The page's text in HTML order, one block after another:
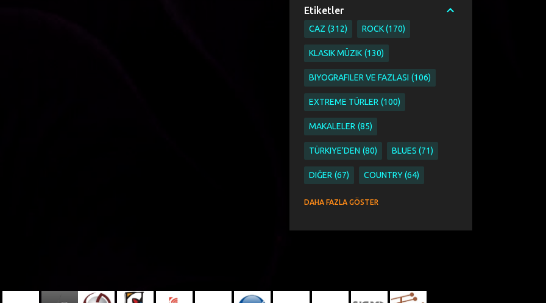
Etiketler
CAZ 312 ROCK 170
KLASIK MÜZIK 130
BIYOGRAFILER VE FAZLASI 106
EXTREME TÜRLER 100
MAKALELER 85
TÜRKIYE'DEN 80 BLUES 71
DIĞER 67 COUNTRY 64
SINGER SONGWRITER
DAHA FAZLA GÖSTER